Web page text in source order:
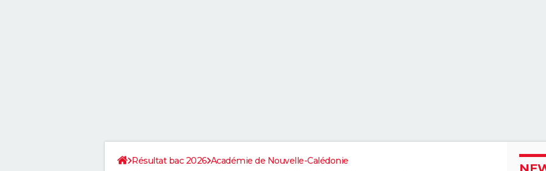
Résultat bac 2026 Académie de Nouvelle-Calédonie